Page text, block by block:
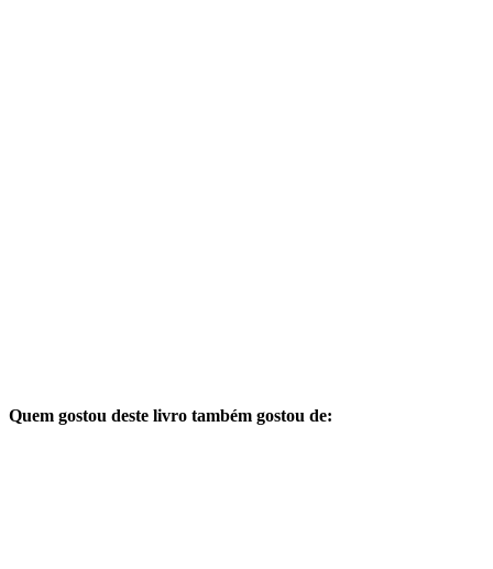
Quem gostou deste livro também gostou de: